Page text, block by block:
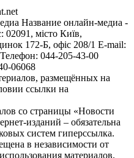
Название онлайн-медиа -
02091, місто Київ,
172-Б, офіс 208/1 E-mail:
Телефон: 044-205-43-00
06068
размещённых на
ссылки на
со страницы «Новости
изданий – обязательна
систем гиперссылка.
в независимости от
материалов.